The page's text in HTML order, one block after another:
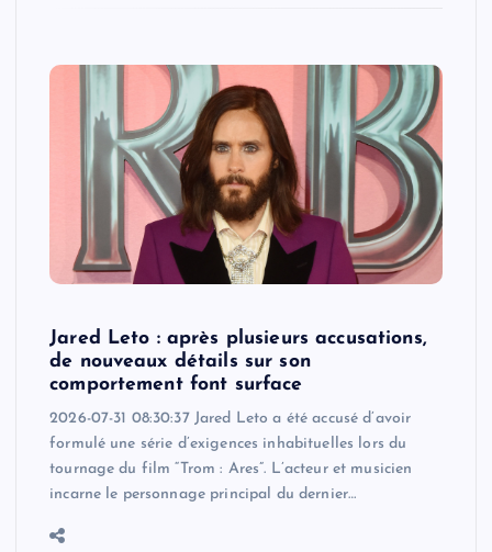
Jared Leto : après plusieurs accusations,
de nouveaux détails sur son
comportement font surface
2026-07-31 08:30:37 Jared Leto a été accusé d’avoir
formulé une série d’exigences inhabituelles lors du
tournage du film “Trom : Ares”. L’acteur et musicien
incarne le personnage principal du dernier…